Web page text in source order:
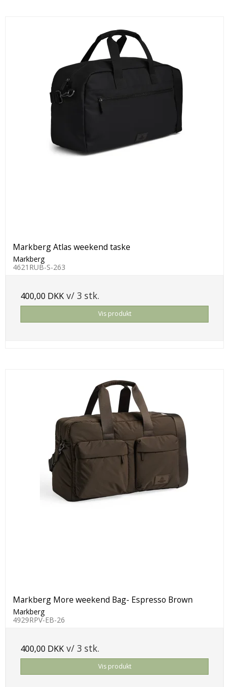
Markberg Atlas weekend taske
Markberg
4621RUB-S-263
400,00 DKK v/ 3 stk.
Vis produkt
Markberg More weekend Bag- Espresso Brown
Markberg
4929RPV-EB-26
400,00 DKK v/ 3 stk.
Vis produkt